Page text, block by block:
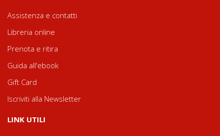
Assistenza e contatti
Libreria online
Prenota e ritira
Guida all'ebook
Gift Card
Iscriviti alla Newsletter
LINK UTILI